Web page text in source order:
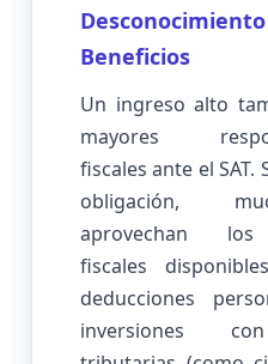
Beneficios
Un ingreso alto
mayores
fiscales ante el SAT.
obligación,
aprovechan los
fiscales
deducciones
inversiones